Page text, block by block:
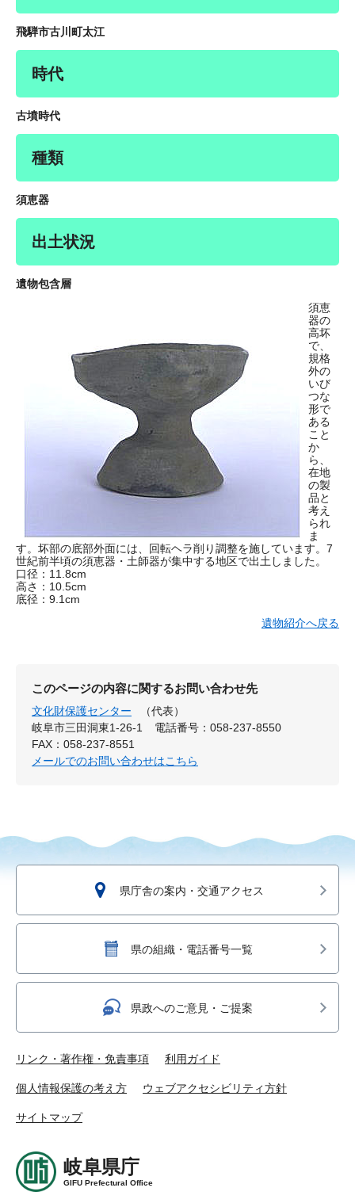
飛騨市古川町太江
時代
古墳時代
種類
須恵器
出土状況
遺物包含層
須恵
器の
高坏
で、
規格
外の
いび
つな
形で
ある
こと
か
ら、
在地
の製
品と
考え
られ
ま
す。坏部の底部外面には、回転ヘラ削り調整を施しています。7
世紀前半頃の須恵器・土師器が集中する地区で出土しました。
口径：11.8cm
高さ：10.5cm
底径：9.1cm
遺物紹介へ戻る
このページの内容に関するお問い合わせ先
文化財保護センター
（代表）
岐阜市三田洞東1-26-1
電話番号：058-237-8550
FAX：058-237-8551
メールでのお問い合わせはこちら
県庁舎の案内・交通アクセス
県の組織・電話番号一覧
県政へのご意見・ご提案
リンク・著作権・免責事項 利用ガイド
個人情報保護の考え方 ウェブアクセシビリティ方針
サイトマップ
岐阜県庁
GIFU Prefectural Office